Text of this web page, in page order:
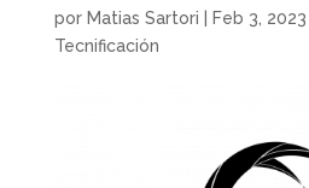
por Matias Sartori Feb 3, 2023
Tecnificación